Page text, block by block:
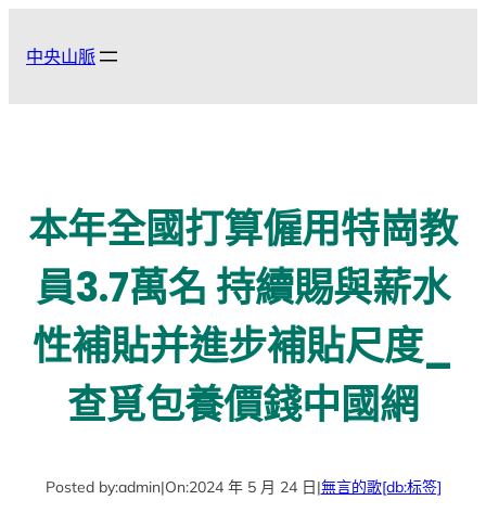
中央山脈
本年全國打算僱用特崗教
員3.7萬名 持續賜與薪水
性補貼并進步補貼尺度_
查覓包養價錢中國網
Posted by:admin|On:2024 年 5 月 24 日|無言的歌[db:标签]